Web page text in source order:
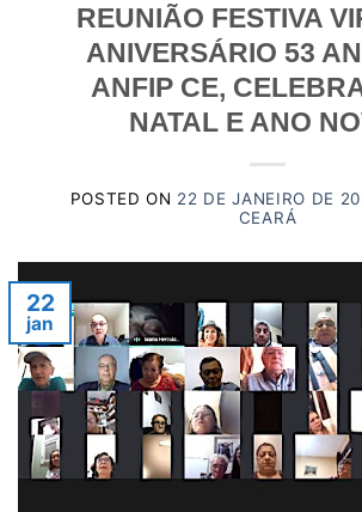
REUNIÃO FESTIVA
ANIVERSÁRIO 53
ANFIP CE,
NATAL E ANO
POSTED ON 22 DE JANEIRO DE
CEARÁ
22
jan